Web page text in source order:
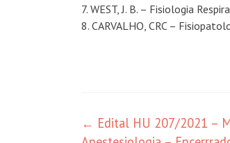
7. WEST, J. B. – Fisiologia
8. CARVALHO, CRC –
← Edital HU 207/2021 –